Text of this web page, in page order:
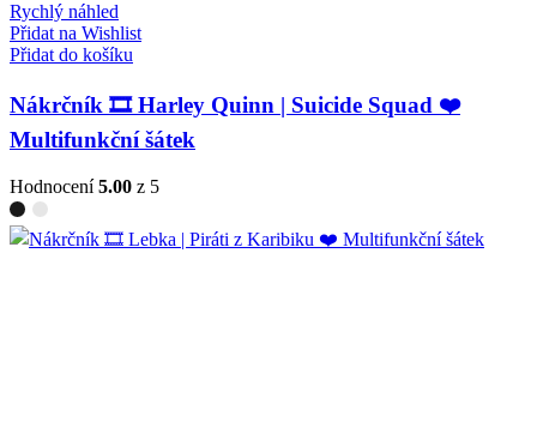
Rychlý náhled
Přidat na Wishlist
Přidat do košíku
Nákrčník 🎞️ Harley Quinn | Suicide Squad ❤️
Multifunkční šátek
Hodnocení5.00 z 5